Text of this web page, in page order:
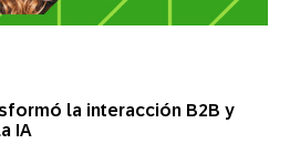
la interacción B2B y
IA